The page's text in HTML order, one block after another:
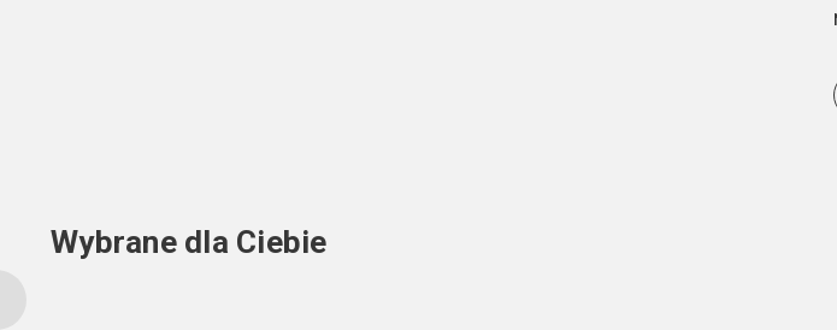
Wybrane dla Ciebie